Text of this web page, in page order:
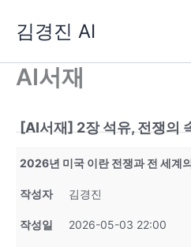
로
김경진 AI
AI서재
[AI서재] 2장 석유, 전쟁의
2026년 미국 이란 전쟁과 전 세계
작성자 김경진
작성일 2026-05-03 22:00